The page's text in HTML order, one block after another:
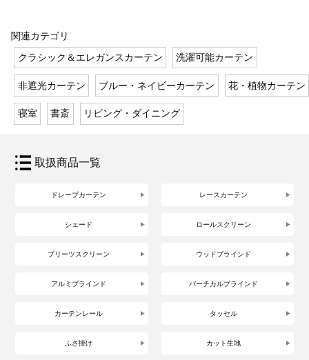
関連カテゴリ
クラシック＆エレガンスカーテン
洗濯可能カーテン
非遮光カーテン ブルー・ネイビーカーテン 花・植物カーテン
寝室 書斎 リビング・ダイニング
取扱商品一覧
ドレープカーテン レースカーテン
シェード ロールスクリーン
プリーツスクリーン ウッドブラインド
アルミブラインド バーチカルブラインド
カーテンレール タッセル
ふさ掛け カット生地